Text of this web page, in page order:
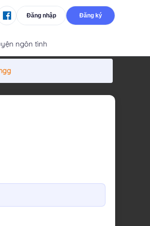
Đăng nhập Đăng ký
ngôn tình